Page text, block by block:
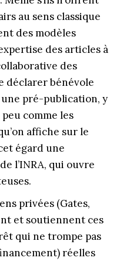
au sens classique
des modèles
des articles à
des
déclarer bénévole
pré-publication, y
peu comme les
affiche sur le
égard une
l’INRA, qui ouvre
privées (Gates,
et soutiennent ces
qui ne trompe pas
réelles